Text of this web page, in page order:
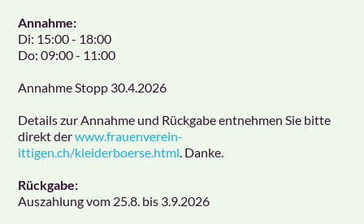
Annahme:
Di: 15:00 - 18:00
Do: 09:00 - 11:00
Annahme Stopp 30.4.2026
Details zur Annahme und Rückgabe entnehmen Sie bitte
direkt derwww.frauenverein-
ittigen.ch/kleiderboerse.html . Danke.
Rückgabe:
Auszahlung vom 25.8. bis 3.9.2026